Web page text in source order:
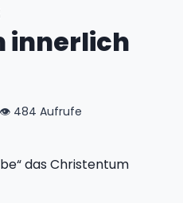
innerlich
👁️ 484 Aufrufe